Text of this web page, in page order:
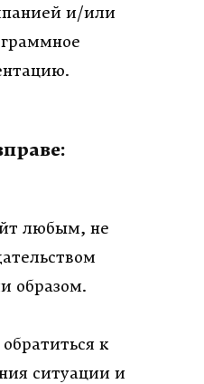
и/или
любым, не
образом.
к
ситуации и